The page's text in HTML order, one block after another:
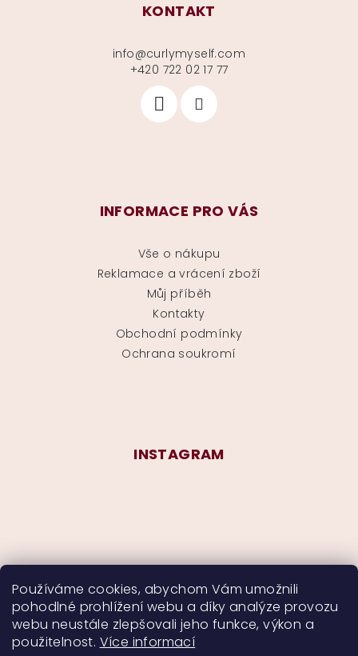
Používáme cookies, abychom Vám umožnili
pohodlné prohlížení webu a díky analýze provozu
webu neustále zlepšovali jeho funkce, výkon a
použitelnost. Více informací
KONTAKT
info@curlymyself.com
+420 722 02 17 77
INFORMACE PRO VÁS
Vše o nákupu
Reklamace a vrácení zboží
Můj příběh
Kontakty
Obchodní podmínky
Ochrana soukromí
INSTAGRAM
Sledovat na Instagramu